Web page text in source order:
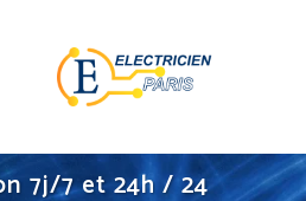
7j/7 et 24h / 24